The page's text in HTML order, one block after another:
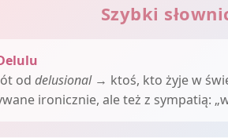
Szybki
od delusional→ ktoś, kto żyje w
ironicznie, ale też z sympatią: